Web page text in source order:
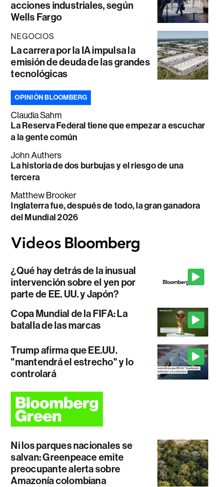
acciones industriales, según
Wells Fargo
NEGOCIOS
La carrera por la IA impulsa la
emisión de deuda de las grandes
tecnológicas
OPINIÓN BLOOMBERG
Claudia Sahm
La Reserva Federal tiene que empezar a escuchar
a la gente común
John Authers
La historia de dos burbujas y el riesgo de una
tercera
Matthew Brooker
Inglaterra fue, después de todo, la gran ganadora
del Mundial 2026
¿Qué hay detrás de la inusual
intervención sobre el yen por
parte de EE. UU. y Japón?
Copa Mundial de la FIFA: La
batalla de las marcas
Trump afirma que EE.UU.
"mantendrá el estrecho" y lo
controlará
Ni los parques nacionales se
salvan: Greenpeace emite
preocupante alerta sobre
Amazonía colombiana